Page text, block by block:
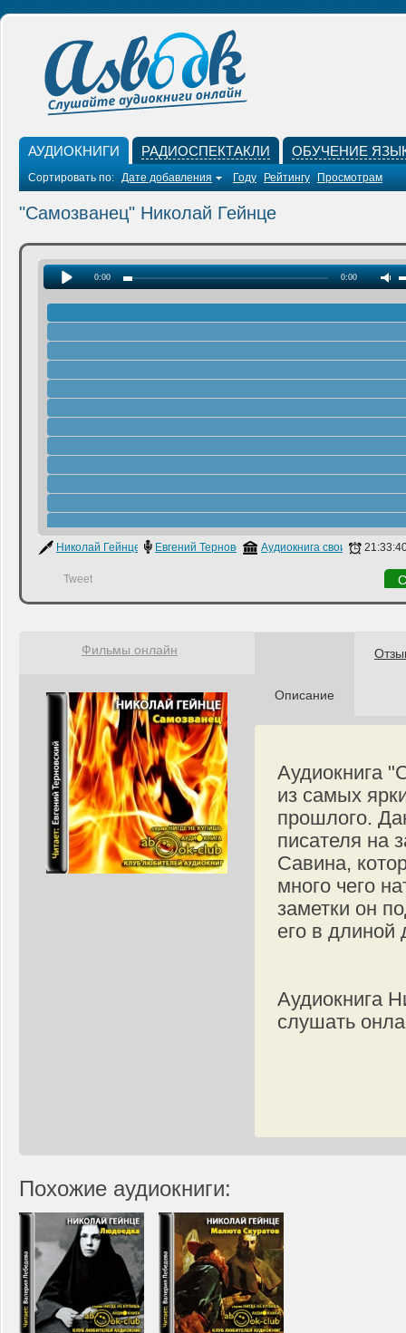
АУДИОКНИГИ РАДИОСПЕКТАКЛИ ОБУЧЕНИЕ
Сортировать по: Дате добавления Году Рейтингу Просмотрам
"Самозванец" Николай Гейнце
0:00 0:00
Николай Гейнце Евгений Терновский Аудиокнига своими руками
Tweet
Описание
Аудиокнига
из самых
прошлого.
писателя на
Савина,
много чего
заметки он
его в длиной
Аудиокнига
слушать
Фильмы онлайн
Похожие аудиокниги: